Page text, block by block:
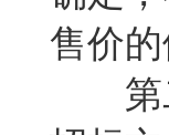
售价
第